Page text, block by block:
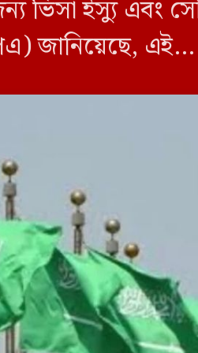
ফাঁসির দণ্ডপ্রাপ্ত শেখ
ইন্টারপোলের মাধ্যমে
জারি করে ফিরিয়ে আনার
জামায়াতের
ভিসা ইস্যু এবং
জানিয়েছে, এই